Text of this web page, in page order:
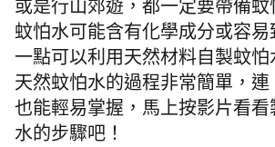
或是行山郊遊，都一定要帶備蚊
蚊怕水可能含有化學成分或容易
一點可以利用天然材料自製蚊怕
天然蚊怕水的過程非常簡單，連
也能輕易掌握，馬上按影片看看
水的步驟吧！